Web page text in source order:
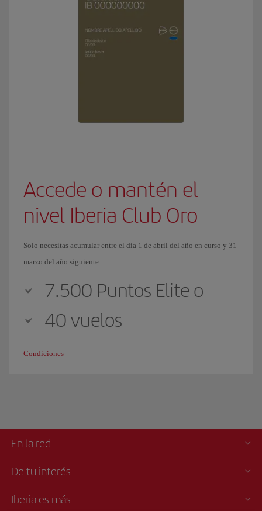
Accede o mantén el
nivel Iberia Club Oro
Solo necesitas acumular entre el día 1 de abril del año en curso y 31
marzo del año siguiente:
7.500 Puntos Elite o
40 vuelos
Condiciones
En la red
De tu interés
Iberia es más